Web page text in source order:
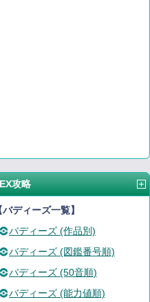
攻略
バディーズ一覧】
バディーズ (作品別)
バディーズ (図鑑番号順)
バディーズ (50音順)
バディーズ (能力値順)